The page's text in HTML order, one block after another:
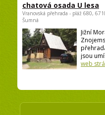
chatová osada U lesa
Vranovská přehrada - pláž 680,
Šumná
Jižní
jsou
web